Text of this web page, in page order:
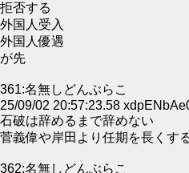
拒否する
外国人受入
外国人優遇
が先
361:名無しどんぶらこ
25/09/02 20:57:23.58
石破は辞めるまで辞めない
菅義偉や岸田より任期を長くす
362:名無しどんぶらこ